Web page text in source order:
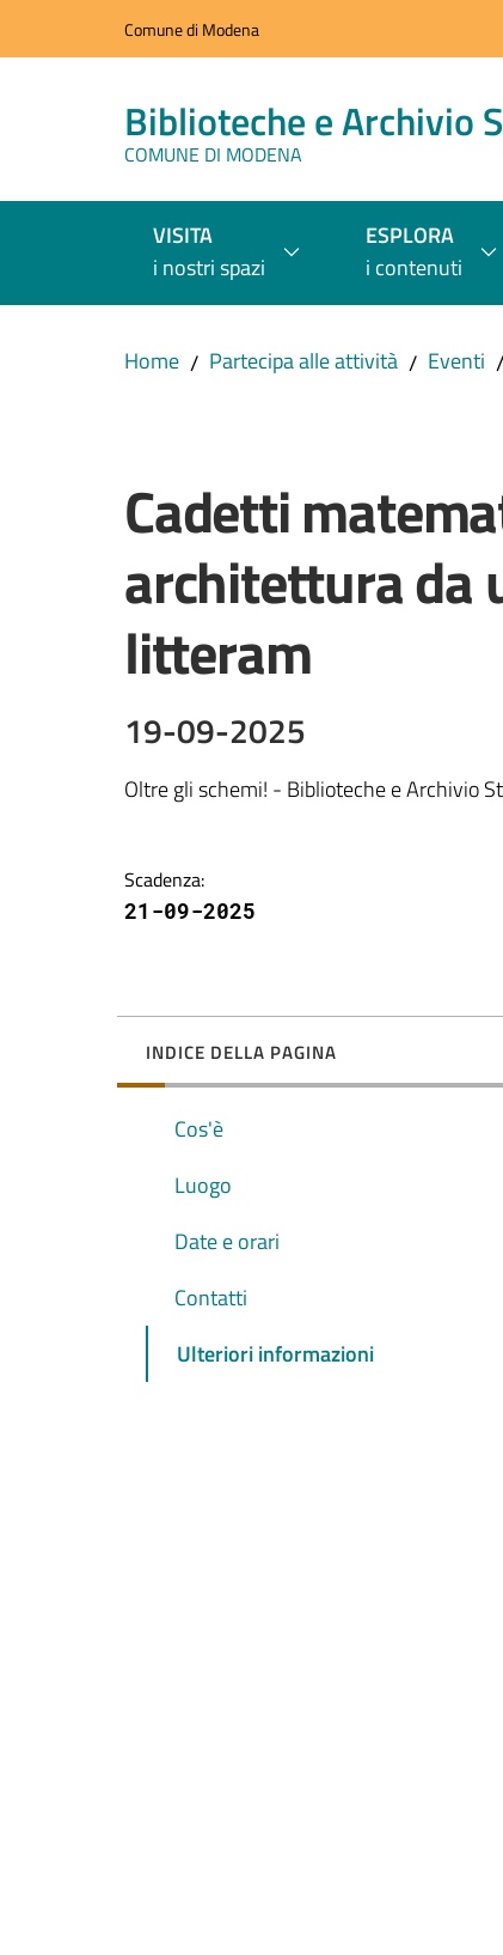
Vai al contenuto
Vai alla navigazioneComune di Modena
Biblioteche e Archivio
COMUNE DI MODENA
VISITA
i nostri spazi
ESPLORA
i contenuti
Home / Partecipa alle attività / Eventi /
Cadetti
architettura da
litteram
19-09-2025
Oltre gli schemi! - Biblioteche e Archivio
Scadenza:
21-09-2025
INDICE DELLA PAGINA
Cos'è
Luogo
Date e orari
Contatti
Ulteriori informazioni